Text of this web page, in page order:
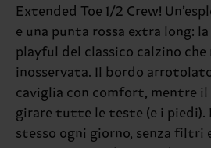
Extended Toe 1/2 Crew!
e una punta rossa extra long:
playful del classico calzino che
inosservata. Il bordo
caviglia con comfort, mentre
girare tutte le teste (e i piedi).
stesso ogni giorno, senza filtri